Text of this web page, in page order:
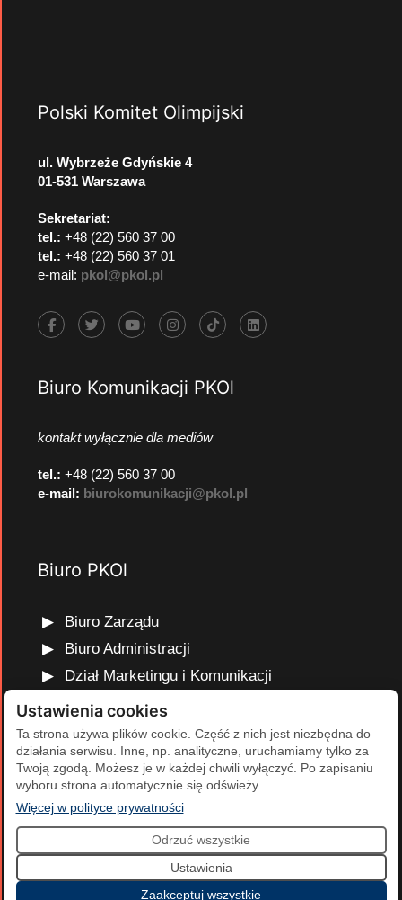
Polski Komitet Olimpijski
ul. Wybrzeże Gdyńskie 4
01-531 Warszawa
Sekretariat:
tel.: +48 (22) 560 37 00
tel.: +48 (22) 560 37 01
e-mail: pkol@pkol.pl
Biuro Komunikacji PKOl
kontakt wyłącznie dla mediów
tel.: +48 (22) 560 37 00
e-mail: biurokomunikacji@pkol.pl
Biuro PKOl
Biuro Zarządu
Biuro Administracji
Dział Marketingu i Komunikacji
Dział Edukacji Olimpijskiej
Dział Finansów i Kadr
Dział Projektów Olimpijskich
Dział Programów Rozwojowych
2026 Polski Komitet Olimpijski | Projekt i realizacja:
Cumulus.
Ustawienia cookies
Ta strona używa plików cookie. Część z nich jest niezbędna do
działania serwisu. Inne, np. analityczne, uruchamiamy tylko za
Twoją zgodą. Możesz je w każdej chwili wyłączyć. Po zapisaniu
wyboru strona automatycznie się odświeży.
Więcej w polityce prywatności(otwiera się w nowej karcie)
Odrzuć wszystkie
Ustawienia
Zaakceptuj wszystkie